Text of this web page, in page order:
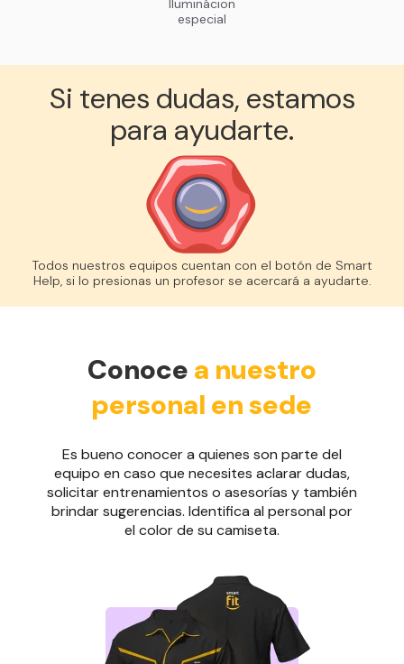
especial
Si tenes dudas, estamos
para ayudarte.
Todos nuestros equipos cuentan con el botón de Smart
Help, si lo presionas un profesor se acercará a ayudarte.
Conoce a nuestro
personal en sede
Es bueno conocer a quienes son parte del
equipo en caso que necesites aclarar dudas,
solicitar entrenamientos o asesorías y también
brindar sugerencias. Identifica al personal por
el color de su camiseta.